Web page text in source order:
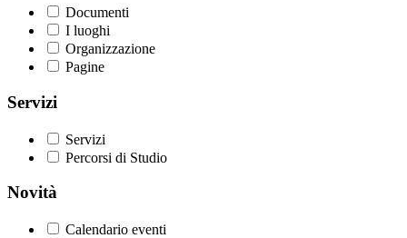
Documenti
I luoghi
Organizzazione
Pagine
Servizi
Servizi
Percorsi di Studio
Novità
Calendario eventi